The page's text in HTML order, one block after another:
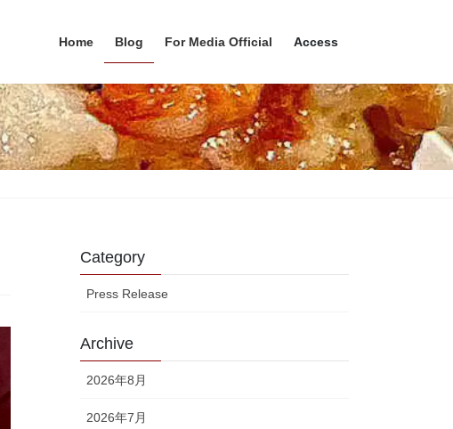
Home Blog For Media Official Access
Category
Press Release
Archive
2026年8月
2026年7月